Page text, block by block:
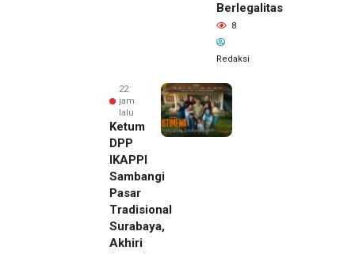
Berlegalitas
8
Redaksi
22
jam
lalu
Ketum
DPP
IKAPPI
Sambangi
Pasar
Tradisional
Surabaya,
Akhiri